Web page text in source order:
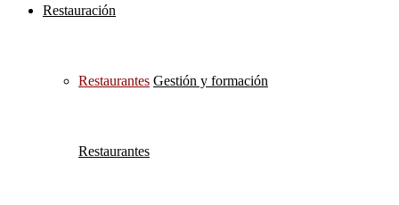
Restauración
Restaurantes Gestión y formación
Restaurantes